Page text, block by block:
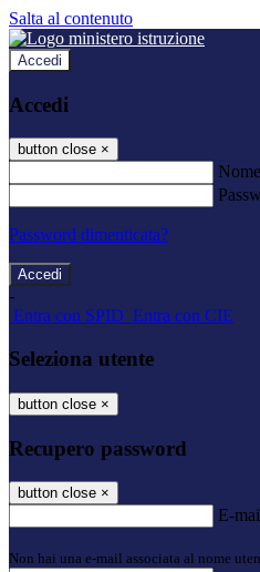
Salta al contenuto
Accedi
Accedi
button close ×
Password dimenticata?
-
Entra con SPID Entra con CIE
Seleziona utente
button close ×
Recupero password
button close ×
E-
Non hai una e-mail associata al nome